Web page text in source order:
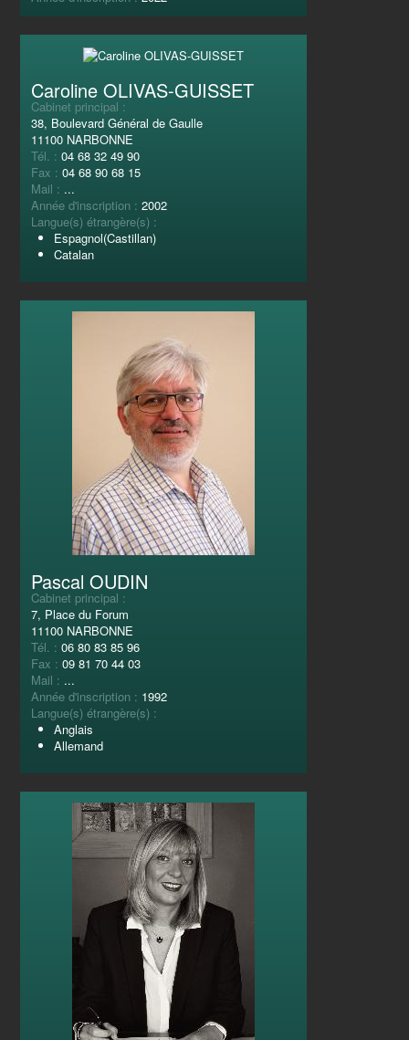
Caroline OLIVAS-GUISSET
Cabinet principal :
38, Boulevard Général de Gaulle
11100 NARBONNE
Tél. :04 68 32 49 90
Fax :04 68 90 68 15
Mail : ...
Année d'inscription :2002
Langue(s) étrangère(s) :
Espagnol(Castillan)
Catalan
Pascal OUDIN
Cabinet principal :
7, Place du Forum
11100 NARBONNE
Tél. :06 80 83 85 96
Fax :09 81 70 44 03
Mail : ...
Année d'inscription : 1992
Langue(s) étrangère(s) :
Anglais
Allemand